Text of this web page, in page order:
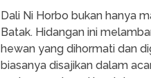
Dali Ni Horbo bukan hanya
Batak. Hidangan ini
hewan yang dihormati dan
biasanya disajikan dalam